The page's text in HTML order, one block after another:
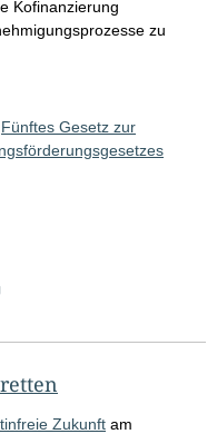
Kofinanzierung
zu
Fünftes Gesetz zur
Zukunft am